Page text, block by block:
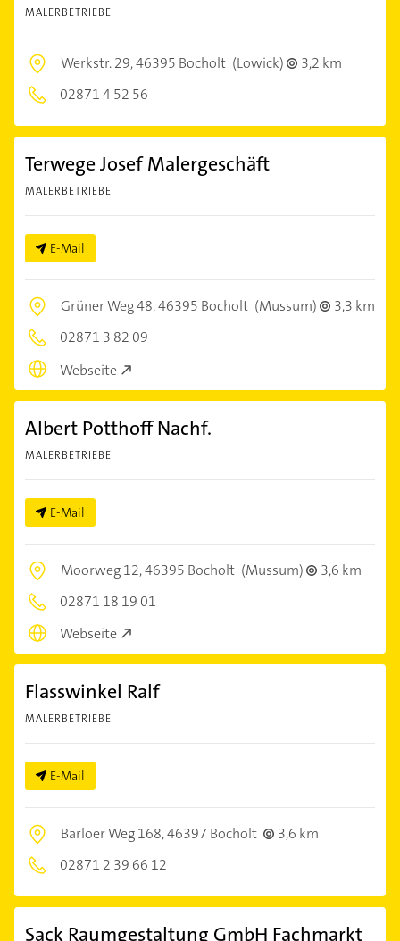
MALERBETRIEBE
Werkstr. 29,46395 Bocholt (Lowick)
3,2 km
02871 4 52 56
Terwege Josef Malergeschäft
MALERBETRIEBE
E-Mail
Grüner Weg 48,46395 Bocholt (Mussum)
3,3 km
02871 3 82 09
Webseite
Albert Potthoff Nachf.
MALERBETRIEBE
E-Mail
Moorweg 12,46395 Bocholt (Mussum)
3,6 km
02871 18 19 01
Webseite
Flasswinkel Ralf
MALERBETRIEBE
E-Mail
Barloer Weg 168,46397 Bocholt
3,6 km
02871 2 39 66 12
Sack Raumgestaltung GmbH Fachmarkt